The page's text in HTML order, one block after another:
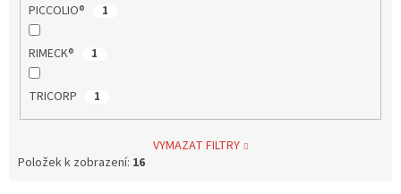
PICCOLIO® 1
RIMECK® 1
TRICORP 1
VYMAZAT FILTRY
Položek k zobrazení: 16